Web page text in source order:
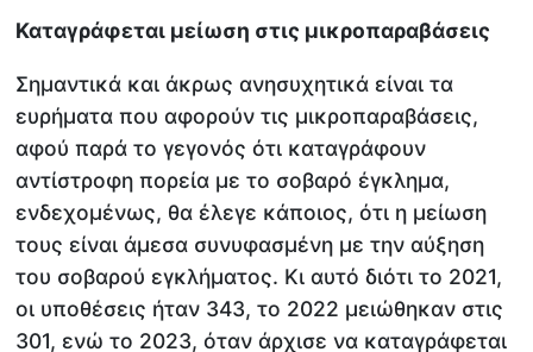
Καταγράφεται μείωση στις μικροπαραβάσεις
Σημαντικά και άκρως ανησυχητικά είναι τα
ευρήματα που αφορούν τις μικροπαραβάσεις,
αφού παρά το γεγονός ότι καταγράφουν
αντίστροφη πορεία με το σοβαρό έγκλημα,
ενδεχομένως, θα έλεγε κάποιος, ότι η μείωση
τους είναι άμεσα συνυφασμένη με την αύξηση
του σοβαρού εγκλήματος. Κι αυτό διότι το 2021,
οι υποθέσεις ήταν 343, το 2022 μειώθηκαν στις
301, ενώ το 2023, όταν άρχισε να καταγράφεται